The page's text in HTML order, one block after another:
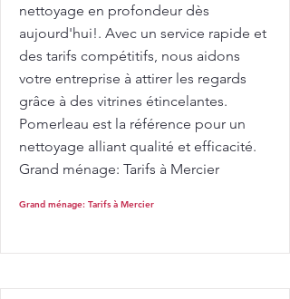
nettoyage en profondeur dès
aujourd'hui!. Avec un service rapide et
des tarifs compétitifs, nous aidons
votre entreprise à attirer les regards
grâce à des vitrines étincelantes.
Pomerleau est la référence pour un
nettoyage alliant qualité et efficacité.
Grand ménage: Tarifs à Mercier
Grand ménage: Tarifs à Mercier